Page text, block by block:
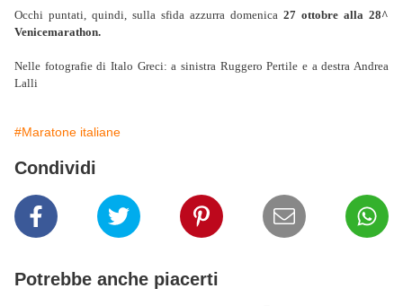
Occhi puntati, quindi, sulla sfida azzurra domenica 27 ottobre alla 28^
Venicemarathon.
Nelle fotografie di Italo Greci: a sinistra Ruggero Pertile e a destra Andrea
Lalli
#Maratone italiane
Condividi
Potrebbe anche piacerti